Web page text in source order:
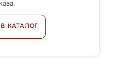
В КАТАЛОГ